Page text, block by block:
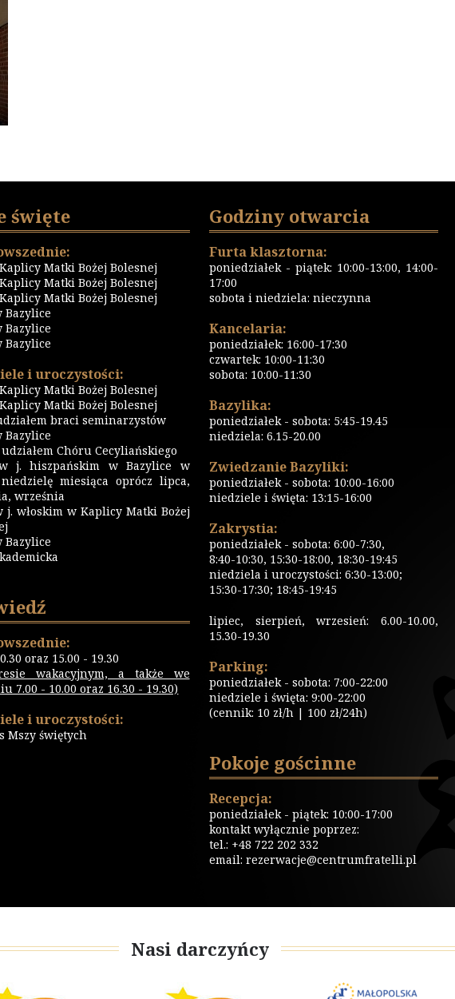
święte
Matki Bożej Bolesnej
Matki Bożej Bolesnej
Matki Bożej Bolesnej
Bazylice
Bazylice
Bazylice
i uroczystości:
Matki Bożej Bolesnej
Matki Bożej Bolesnej
braci seminarzystów
Bazylice
udziałem Chóru Cecyliańskiego
j. hiszpańskim w Bazylice w
miesiąca oprócz lipca,
września
j. włoskim w Kaplicy Matki Bożej
Bazylice
oraz 15.00 - 19.30
wakacyjnym, a także we
7.00 - 10.00 oraz 16.30 - 19.30)
i uroczystości:
Mszy świętych
Godziny otwarcia
Furta klasztorna:
poniedziałek - piątek: 10:00-13:00, 14:00-
17:00
sobota i niedziela: nieczynna
Kancelaria:
poniedziałek: 16:00-17:30
czwartek: 10:00-11:30
sobota: 10:00-11:30
Bazylika:
poniedziałek - sobota: 5:45-19.45
niedziela: 6.15-20.00
Zwiedzanie Bazyliki:
poniedziałek - sobota: 10:00-16:00
niedziele i święta: 13:15-16:00
Zakrystia:
poniedziałek - sobota: 6:00-7:30,
8:40-10:30, 15:30-18:00, 18:30-19:45
niedziela i uroczystości: 6:30-13:00;
15:30-17:30; 18:45-19:45
lipiec, sierpień, wrzesień: 6.00-10.00,
15.30-19.30
Parking:
poniedziałek - sobota: 7:00-22:00
niedziele i święta: 9:00-22:00
(cennik: 10 zł/h | 100 zł/24h)
Pokoje gościnne
Recepcja:
poniedziałek - piątek: 10:00-17:00
kontakt wyłącznie poprzez:
tel.: +48 722 202 332
email:rezerwacje@centrumfratelli.pl
Nasi darczyńcy